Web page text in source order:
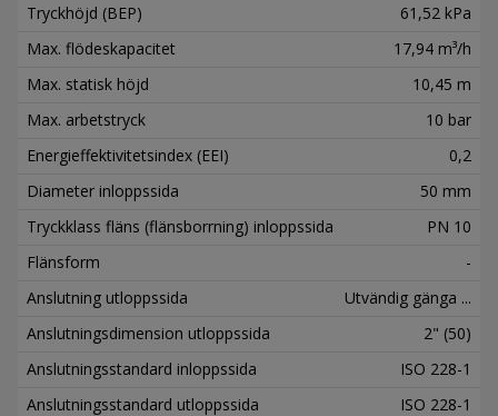
Tryckhöjd (BEP)
61,52 kPa
Max. flödeskapacitet
17,94 m³/h
Max. statisk höjd
10,45 m
Max. arbetstryck
10 bar
Energieffektivitetsindex (EEI)
0,2
Diameter inloppssida
50 mm
Tryckklass fläns (flänsborrning) inloppssida
PN 10
Flänsform
-
Anslutning utloppssida
Utvändig gänga ...
Anslutningsdimension utloppssida
2" (50)
Anslutningsstandard inloppssida
ISO 228-1
Anslutningsstandard utloppssida
ISO 228-1